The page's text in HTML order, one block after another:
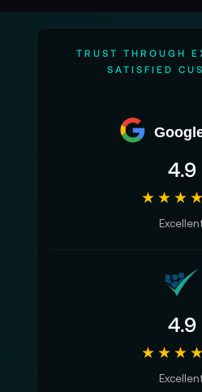
TRUST THROUGH
SATISFIED
4.9
4.9